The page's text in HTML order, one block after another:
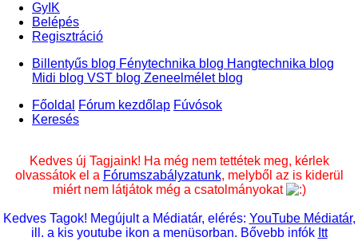
GyIK
Belépés
Regisztráció
Billentyűs blog Fénytechnika blog Hangtechnika blog
Midi blog VST blog Zeneelmélet blog
Főoldal Fórum kezdőlap Fúvósok
Keresés
Kedves új Tagjaink! Ha még nem tettétek meg, kérlek
olvassátok el a Fórumszabályzatunk, melyből az is kiderül
miért nem látjátok még a csatolmányokat
Kedves Tagok! Megújult a Médiatár, elérés: YouTube Médiatár,
ill. a kis youtube ikon a menüsorban. Bővebb infók Itt